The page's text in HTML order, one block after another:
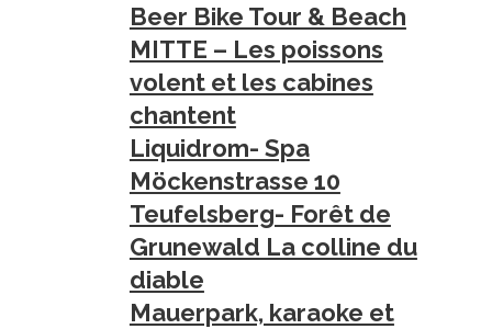
Beer Bike Tour & Beach
MITTE – Les poissons
volent et les cabines
chantent
Liquidrom- Spa
Möckenstrasse 10
Teufelsberg- Forêt de
Grunewald La colline du
diable
Mauerpark, karaoke et